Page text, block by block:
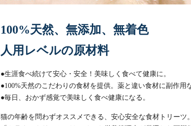
100%天然、無添加、無着色
人用レベルの原材料
●生涯食べ続けて安心・安全！美味しく食べて健康に。
●100%天然のこだわりの食材を提供。薬と違い食材に副作用
●毎日、おかず感覚で美味しく食べ健康になる。
猫の年齢を問わずオススメできる、安心安全な食材トリーツ。